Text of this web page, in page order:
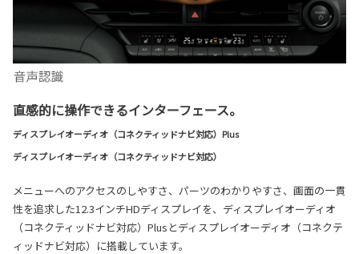
直感的に操作できるインターフェース。
ディスプレイオーディオ（コネクティッドナビ対応）Plus
ディスプレイオーディオ（コネクティッドナビ対応）
メニューへのアクセスのしやすさ、パーツのわかりやすさ、画面の一貫
性を追求した12.3インチHDディスプレイを、ディスプレイオーディオ
（コネクティッドナビ対応）Plusとディスプレイオーディオ（コネクテ
ィッドナビ対応）に搭載しています。